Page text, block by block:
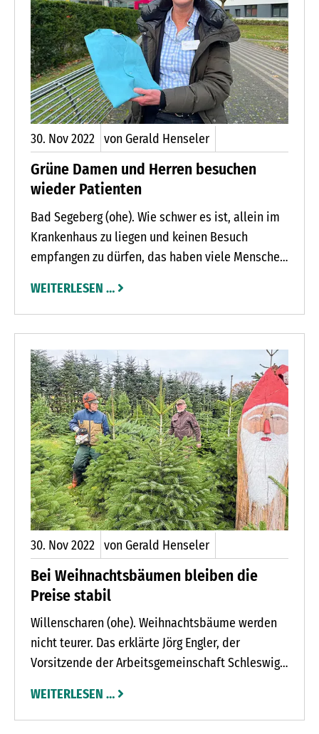
den sogenannten Foodsavern.
30. Nov2022 von Gerald Henseler
Grüne Damen und Herren besuchen
wieder Patienten
Bad Segeberg (ohe). Wie schwer es ist, allein im
Krankenhaus zu liegen und keinen Besuch
empfangen zu dürfen, das haben viele Menschen
Besuche in den Krankenhäusern wieder erlaubt.
Trotzdem bekommen längst nicht alle Patienten
Besuch. Ihnen schenken die Grünen Damen und
Herren Zeit und Aufmerksamkeit.
WEITERLESEN …
30. Nov2022 von Gerald Henseler
Bei Weihnachtsbäumen bleiben die
Preise stabil
Willenscharen (ohe). Weihnachtsbäume werden
nicht teurer. Das erklärte Jörg Engler, der
Vorsitzende der Arbeitsgemeinschaft Schleswig-
der Saisoneröffnung in Willenscharen. Die
Produktionskosten seien für die Erzeuger zwar
WEITERLESEN …